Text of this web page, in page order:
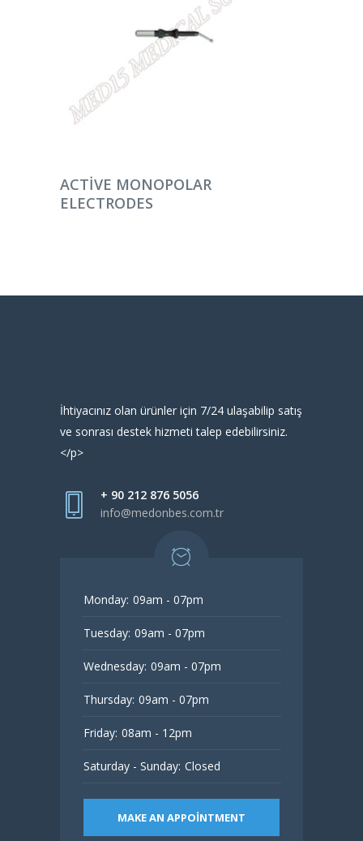
DEVAMINI OKU
ACTIVE MONOPOLAR
ELECTRODES
İhtiyacınız olan ürünler için 7/24 ulaşabilip satış
ve sonrası destek hizmeti talep edebilirsiniz.
</p>
+ 90 212 876 5056
info@medonbes.com.tr
Monday: 09am - 07pm
Tuesday: 09am - 07pm
Wednesday: 09am - 07pm
Thursday: 09am - 07pm
Friday: 08am - 12pm
Saturday - Sunday: Closed
MAKE AN APPOINTMENT